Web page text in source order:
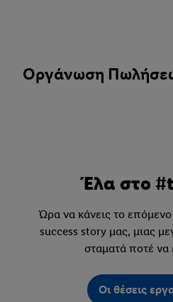
Οργάνωση
Έλα στο
Ώρα να κάνεις το
success story μας, μιας
σταματά ποτέ να
Οι θέσεις